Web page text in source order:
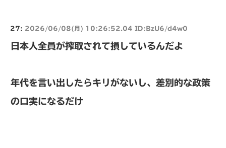
27: 2026/06/08(月) 10:26:52.04 ID:BzU6/d4w0
日本人全員が搾取されて損しているんだよ
年代を言い出したらキリがないし、差別的な政策
の口実になるだけ